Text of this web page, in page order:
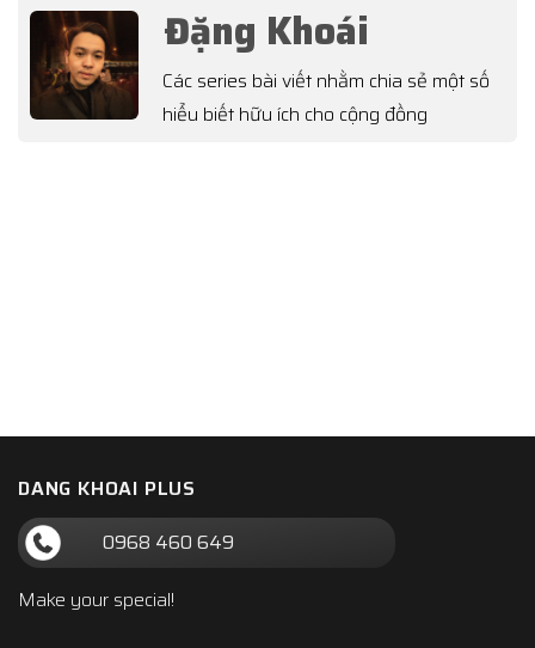
Đặng Khoái
Các series bài viết nhằm chia sẻ một số
hiểu biết hữu ích cho cộng đồng
DANG KHOAI PLUS
0968 460 649
Make your special!